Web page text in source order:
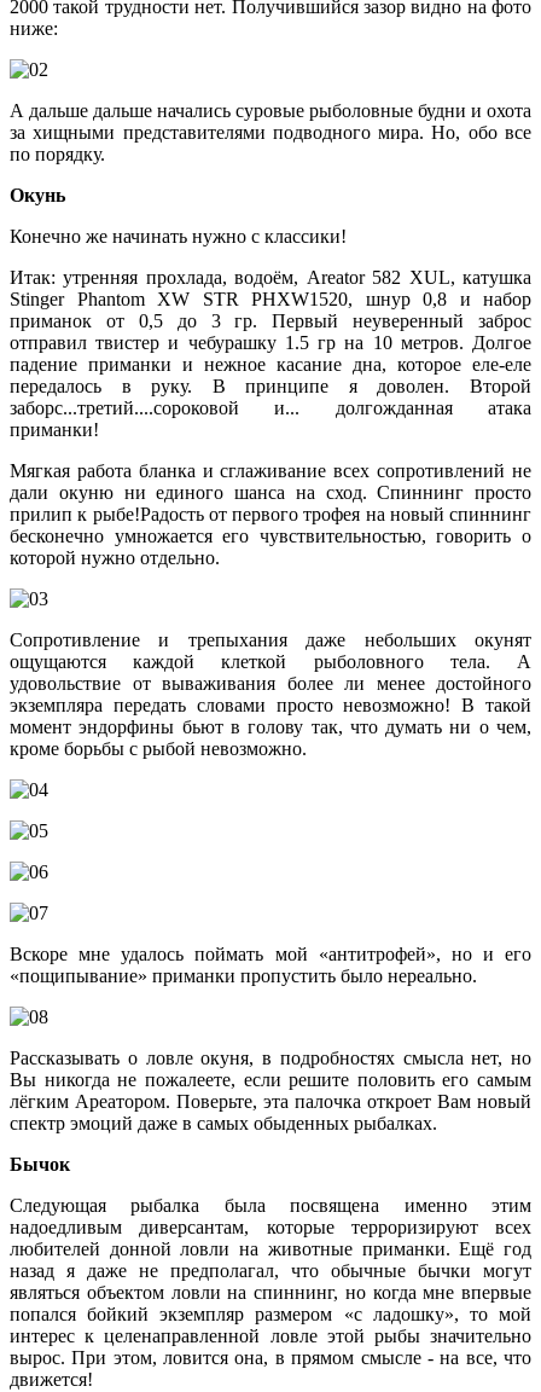
2000 такой трудности нет. Получившийся зазор видно на фото
ниже:
А дальше дальше начались суровые рыболовные будни и охота
за хищными представителями подводного мира. Но, обо все
по порядку.
Окунь
Конечно же начинать нужно с классики!
Итак: утренняя прохлада, водоём, Areator 582 XUL, катушка
Stinger Phantom XW STR PHXW1520, шнур 0,8 и набор
приманок от 0,5 до 3 гр. Первый неуверенный заброс
отправил твистер и чебурашку 1.5 гр на 10 метров. Долгое
падение приманки и нежное касание дна, которое еле-еле
передалось в руку. В принципе я доволен. Второй
заборс...третий....сороковой и... долгожданная атака
приманки!
Мягкая работа бланка и сглаживание всех сопротивлений не
дали окуню ни единого шанса на сход. Спиннинг просто
прилип к рыбе!Радость от первого трофея на новый спиннинг
бесконечно умножается его чувствительностью, говорить о
которой нужно отдельно.
Сопротивление и трепыхания даже небольших окунят
ощущаются каждой клеткой рыболовного тела. А
удовольствие от вываживания более ли менее достойного
экземпляра передать словами просто невозможно! В такой
момент эндорфины бьют в голову так, что думать ни о чем,
кроме борьбы с рыбой невозможно.
Вскоре мне удалось поймать мой «антитрофей», но и его
«пощипывание» приманки пропустить было нереально.
Рассказывать о ловле окуня, в подробностях смысла нет, но
Вы никогда не пожалеете, если решите половить его самым
лёгким Ареатором. Поверьте, эта палочка откроет Вам новый
спектр эмоций даже в самых обыденных рыбалках.
Бычок
Следующая рыбалка была посвящена именно этим
надоедливым диверсантам, которые терроризируют всех
любителей донной ловли на животные приманки. Ещё год
назад я даже не предполагал, что обычные бычки могут
являться объектом ловли на спиннинг, но когда мне впервые
попался бойкий экземпляр размером «с ладошку», то мой
интерес к целенаправленной ловле этой рыбы значительно
вырос. При этом, ловится она, в прямом смысле - на все, что
движется!